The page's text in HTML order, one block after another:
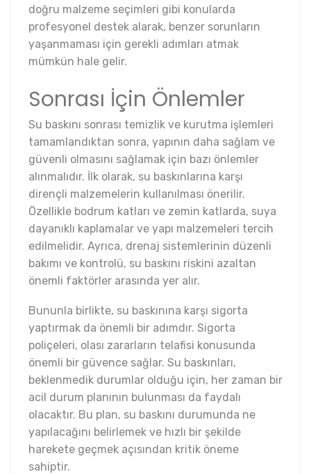
doğru malzeme seçimleri gibi konularda
profesyonel destek alarak, benzer sorunların
yaşanmaması için gerekli adımları atmak
mümkün hale gelir.
Sonrası İçin Önlemler
Su baskını sonrası temizlik ve kurutma işlemleri
tamamlandıktan sonra, yapının daha sağlam ve
güvenli olmasını sağlamak için bazı önlemler
alınmalıdır. İlk olarak, su baskınlarına karşı
dirençli malzemelerin kullanılması önerilir.
Özellikle bodrum katları ve zemin katlarda, suya
dayanıklı kaplamalar ve yapı malzemeleri tercih
edilmelidir. Ayrıca, drenaj sistemlerinin düzenli
bakımı ve kontrolü, su baskını riskini azaltan
önemli faktörler arasında yer alır.
Bununla birlikte, su baskınına karşı sigorta
yaptırmak da önemli bir adımdır. Sigorta
poliçeleri, olası zararların telafisi konusunda
önemli bir güvence sağlar. Su baskınları,
beklenmedik durumlar olduğu için, her zaman bir
acil durum planının bulunması da faydalı
olacaktır. Bu plan, su baskını durumunda ne
yapılacağını belirlemek ve hızlı bir şekilde
harekete geçmek açısından kritik öneme
sahiptir.